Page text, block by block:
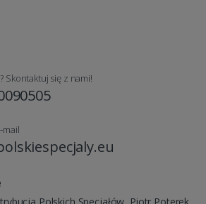
Skontaktuj się z nami!
mail
Polskich Specjałów, Piotr Poterek,